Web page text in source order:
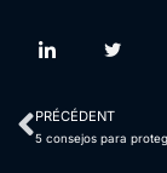
PRÉCÉDENT